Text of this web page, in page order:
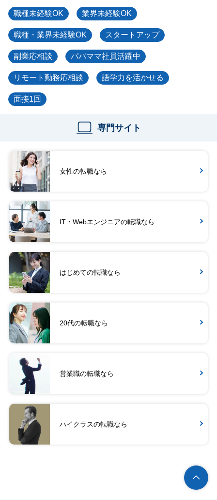
職種未経験OK 業界未経験OK
職種・業界未経験OK スタートアップ
副業応相談 パパママ社員活躍中
リモート勤務応相談 語学力を活かせる
面接1回
専門サイト
女性の転職なら
IT・Webエンジニアの転職なら
はじめての転職なら
20代の転職なら
営業職の転職なら
ハイクラスの転職なら